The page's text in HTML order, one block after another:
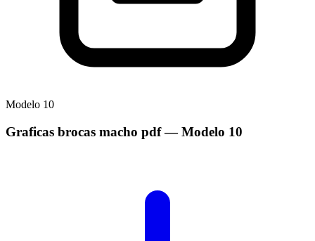
Modelo 10
Graficas brocas macho pdf— Modelo 10